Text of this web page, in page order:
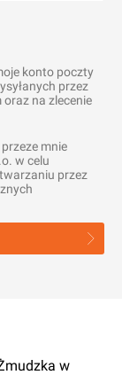
konto poczty
przez
oraz na zlecenie
mnie
w celu
przez
w